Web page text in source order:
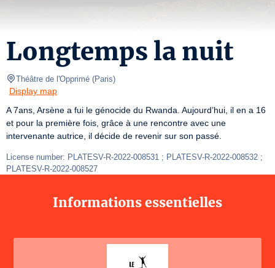
Longtemps la nuit
Théâtre de l'Opprimé (Paris)
Display map
A 7ans, Arsène a fui le génocide du Rwanda. Aujourd’hui, il en a 16
et pour la première fois, grâce à une rencontre avec une
intervenante autrice, il décide de revenir sur son passé.
License number: PLATESV-R-2022-008531 ; PLATESV-R-2022-008532 ;
PLATESV-R-2022-008527
Informations essentielles